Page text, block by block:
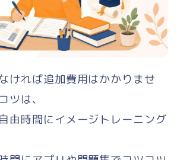
ければ追加費用はかかりませ
ツは、
由時間にイメージトレーニング